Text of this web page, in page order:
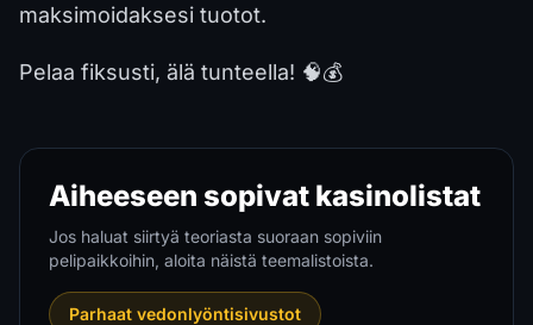
maksimoidaksesi tuotot.
Pelaa fiksusti, älä tunteella! 🧠💰
Aiheeseen sopivat kasinolistat
Jos haluat siirtyä teoriasta suoraan sopiviin
pelipaikkoihin, aloita näistä teemalistoista.
Parhaat vedonlyöntisivustot